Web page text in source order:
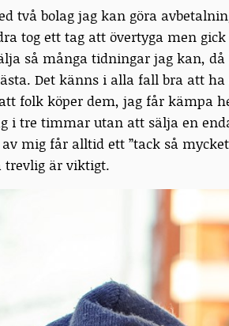
två bolag jag kan göra
tog ett tag att övertyga men
så många tidningar jag kan,
Det känns i alla fall bra att ha
folk köper dem, jag får kämpa
i tre timmar utan att sälja en
mig får alltid ett ”tack så
trevlig är viktigt.